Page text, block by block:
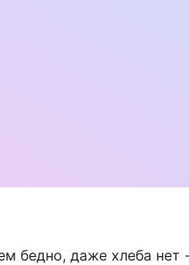
бедно, даже хлеба нет